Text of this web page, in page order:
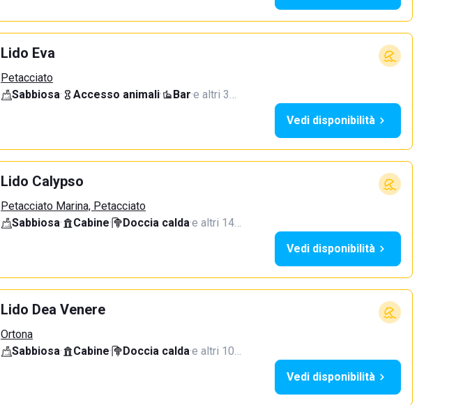
Lido Eva
Petacciato
Sabbiosa· Accesso animali· Bar·e altri 3…
Vedi disponibilità
Lido Calypso
Petacciato Marina, Petacciato
Sabbiosa· Cabine· Doccia calda·e altri 14…
Vedi disponibilità
Lido Dea Venere
Ortona
Sabbiosa· Cabine· Doccia calda·e altri 10…
Vedi disponibilità